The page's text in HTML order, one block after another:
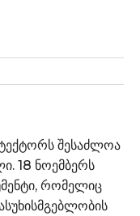
შესაძლოა
18 ნოემბერს
რომელიც